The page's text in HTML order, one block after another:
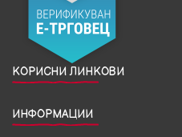
КОРИСНИ ЛИНКОВИ
ИНФОРМАЦИИ